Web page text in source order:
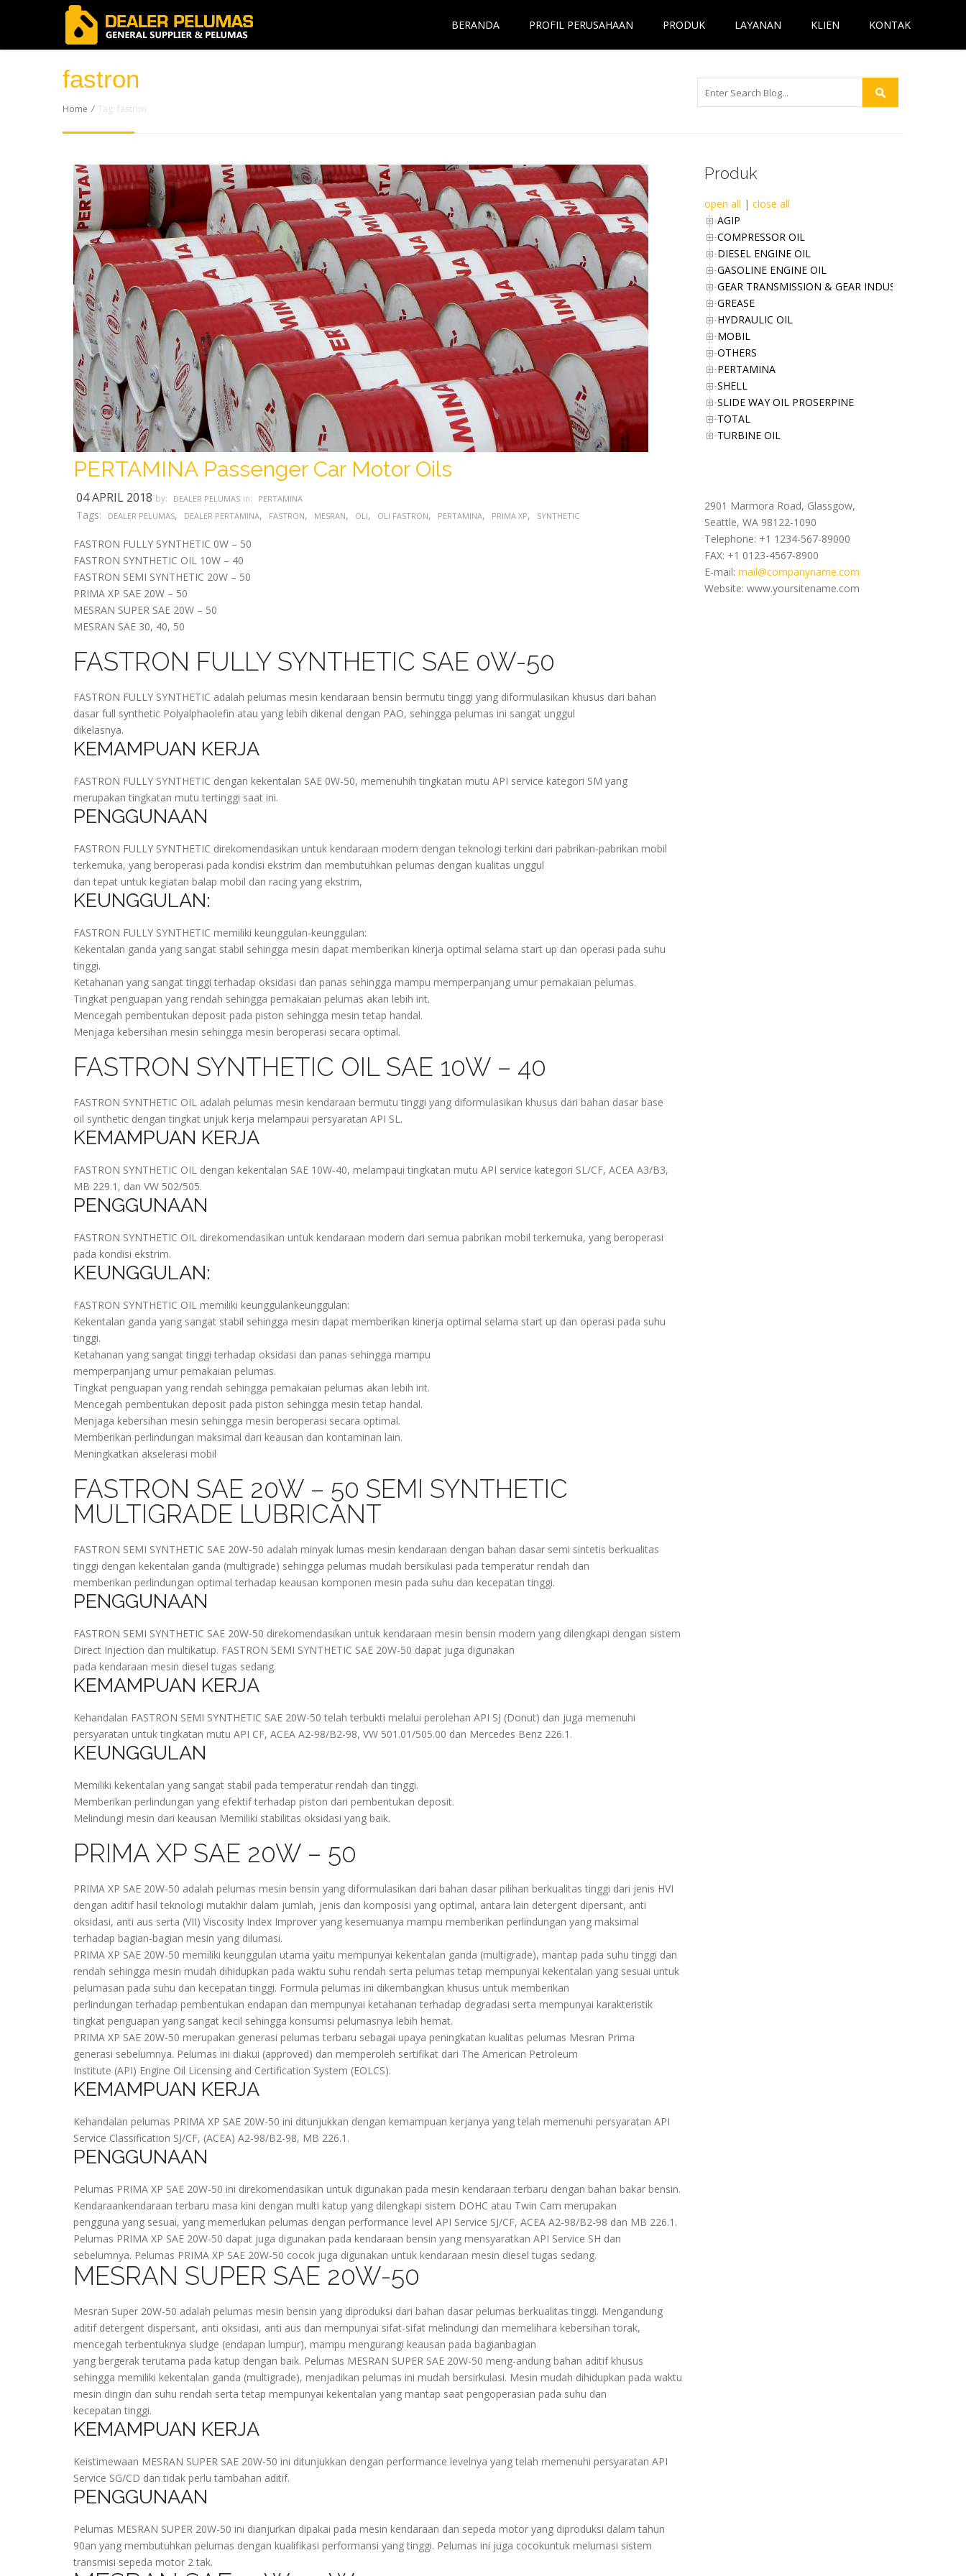
BERANDA PROFIL PERUSAHAAN PRODUK LAYANAN KLIEN KONTAK
fastron
Home / Tag: fastron
PERTAMINA Passenger Car Motor Oils
04 APRIL 2018 by: DEALER PELUMAS in: PERTAMINA
Tags: DEALER PELUMAS, DEALER PERTAMINA, FASTRON, MESRAN, OLI, OLI FASTRON, PERTAMINA, PRIMA XP, SYNTHETIC
FASTRON FULLY SYNTHETIC 0W – 50
FASTRON SYNTHETIC OIL 10W – 40
FASTRON SEMI SYNTHETIC 20W – 50
PRIMA XP SAE 20W – 50
MESRAN SUPER SAE 20W – 50
MESRAN SAE 30, 40, 50
FASTRON FULLY SYNTHETIC SAE 0W-50
FASTRON FULLY SYNTHETIC adalah pelumas mesin kendaraan bensin bermutu tinggi yang diformulasikan khusus dari bahan
dasar full synthetic Polyalphaolefin atau yang lebih dikenal dengan PAO, sehingga pelumas ini sangat unggul
dikelasnya.
KEMAMPUAN KERJA
FASTRON FULLY SYNTHETIC dengan kekentalan SAE 0W-50, memenuhih tingkatan mutu API service kategori SM yang
merupakan tingkatan mutu tertinggi saat ini.
PENGGUNAAN
FASTRON FULLY SYNTHETIC direkomendasikan untuk kendaraan modern dengan teknologi terkini dari pabrikan-pabrikan mobil
terkemuka, yang beroperasi pada kondisi ekstrim dan membutuhkan pelumas dengan kualitas unggul
dan tepat untuk kegiatan balap mobil dan racing yang ekstrim,
KEUNGGULAN:
FASTRON FULLY SYNTHETIC memiliki keunggulan-keunggulan:
Kekentalan ganda yang sangat stabil sehingga mesin dapat memberikan kinerja optimal selama start up dan operasi pada suhu
tinggi.
Ketahanan yang sangat tinggi terhadap oksidasi dan panas sehingga mampu memperpanjang umur pemakaian pelumas.
Tingkat penguapan yang rendah sehingga pemakaian pelumas akan lebih irit.
Mencegah pembentukan deposit pada piston sehingga mesin tetap handal.
Menjaga kebersihan mesin sehingga mesin beroperasi secara optimal.
FASTRON SYNTHETIC OIL SAE 10W – 40
FASTRON SYNTHETIC OIL adalah pelumas mesin kendaraan bermutu tinggi yang diformulasikan khusus dari bahan dasar base
oil synthetic dengan tingkat unjuk kerja melampaui persyaratan API SL.
KEMAMPUAN KERJA
FASTRON SYNTHETIC OIL dengan kekentalan SAE 10W-40, melampaui tingkatan mutu API service kategori SL/CF, ACEA A3/B3,
MB 229.1, dan VW 502/505.
PENGGUNAAN
FASTRON SYNTHETIC OIL direkomendasikan untuk kendaraan modern dari semua pabrikan mobil terkemuka, yang beroperasi
pada kondisi ekstrim.
KEUNGGULAN:
FASTRON SYNTHETIC OIL memiliki keunggulankeunggulan:
Kekentalan ganda yang sangat stabil sehingga mesin dapat memberikan kinerja optimal selama start up dan operasi pada suhu
tinggi.
Ketahanan yang sangat tinggi terhadap oksidasi dan panas sehingga mampu
memperpanjang umur pemakaian pelumas.
Tingkat penguapan yang rendah sehingga pemakaian pelumas akan lebih irit.
Mencegah pembentukan deposit pada piston sehingga mesin tetap handal.
Menjaga kebersihan mesin sehingga mesin beroperasi secara optimal.
Memberikan perlindungan maksimal dari keausan dan kontaminan lain.
Meningkatkan akselerasi mobil
FASTRON SAE 20W – 50 SEMI SYNTHETIC
MULTIGRADE LUBRICANT
FASTRON SEMI SYNTHETIC SAE 20W-50 adalah minyak lumas mesin kendaraan dengan bahan dasar semi sintetis berkualitas
tinggi dengan kekentalan ganda (multigrade) sehingga pelumas mudah bersikulasi pada temperatur rendah dan
memberikan perlindungan optimal terhadap keausan komponen mesin pada suhu dan kecepatan tinggi.
PENGGUNAAN
FASTRON SEMI SYNTHETIC SAE 20W-50 direkomendasikan untuk kendaraan mesin bensin modern yang dilengkapi dengan sistem
Direct Injection dan multikatup. FASTRON SEMI SYNTHETIC SAE 20W-50 dapat juga digunakan
pada kendaraan mesin diesel tugas sedang.
KEMAMPUAN KERJA
Kehandalan FASTRON SEMI SYNTHETIC SAE 20W-50 telah terbukti melalui perolehan API SJ (Donut) dan juga memenuhi
persyaratan untuk tingkatan mutu API CF, ACEA A2-98/B2-98, VW 501.01/505.00 dan Mercedes Benz 226.1.
KEUNGGULAN
Memiliki kekentalan yang sangat stabil pada temperatur rendah dan tinggi.
Memberikan perlindungan yang efektif terhadap piston dari pembentukan deposit.
Melindungi mesin dari keausan Memiliki stabilitas oksidasi yang baik.
PRIMA XP SAE 20W – 50
PRIMA XP SAE 20W-50 adalah pelumas mesin bensin yang diformulasikan dari bahan dasar pilihan berkualitas tinggi dari jenis HVI
dengan aditif hasil teknologi mutakhir dalam jumlah, jenis dan komposisi yang optimal, antara lain detergent dipersant, anti
oksidasi, anti aus serta (VII) Viscosity Index Improver yang kesemuanya mampu memberikan perlindungan yang maksimal
terhadap bagian-bagian mesin yang dilumasi.
PRIMA XP SAE 20W-50 memiliki keunggulan utama yaitu mempunyai kekentalan ganda (multigrade), mantap pada suhu tinggi dan
rendah sehingga mesin mudah dihidupkan pada waktu suhu rendah serta pelumas tetap mempunyai kekentalan yang sesuai untuk
pelumasan pada suhu dan kecepatan tinggi. Formula pelumas ini dikembangkan khusus untuk memberikan
perlindungan terhadap pembentukan endapan dan mempunyai ketahanan terhadap degradasi serta mempunyai karakteristik
tingkat penguapan yang sangat kecil sehingga konsumsi pelumasnya lebih hemat.
PRIMA XP SAE 20W-50 merupakan generasi pelumas terbaru sebagai upaya peningkatan kualitas pelumas Mesran Prima
generasi sebelumnya. Pelumas ini diakui (approved) dan memperoleh sertifikat dari The American Petroleum
Institute (API) Engine Oil Licensing and Certification System (EOLCS).
KEMAMPUAN KERJA
Kehandalan pelumas PRIMA XP SAE 20W-50 ini ditunjukkan dengan kemampuan kerjanya yang telah memenuhi persyaratan API
Service Classification SJ/CF, (ACEA) A2-98/B2-98, MB 226.1.
PENGGUNAAN
Pelumas PRIMA XP SAE 20W-50 ini direkomendasikan untuk digunakan pada mesin kendaraan terbaru dengan bahan bakar bensin.
Kendaraankendaraan terbaru masa kini dengan multi katup yang dilengkapi sistem DOHC atau Twin Cam merupakan
pengguna yang sesuai, yang memerlukan pelumas dengan performance level API Service SJ/CF, ACEA A2-98/B2-98 dan MB 226.1.
Pelumas PRIMA XP SAE 20W-50 dapat juga digunakan pada kendaraan bensin yang mensyaratkan API Service SH dan
sebelumnya. Pelumas PRIMA XP SAE 20W-50 cocok juga digunakan untuk kendaraan mesin diesel tugas sedang.
MESRAN SUPER SAE 20W-50
Mesran Super 20W-50 adalah pelumas mesin bensin yang diproduksi dari bahan dasar pelumas berkualitas tinggi. Mengandung
aditif detergent dispersant, anti oksidasi, anti aus dan mempunyai sifat-sifat melindungi dan memelihara kebersihan torak,
mencegah terbentuknya sludge (endapan lumpur), mampu mengurangi keausan pada bagianbagian
yang bergerak terutama pada katup dengan baik. Pelumas MESRAN SUPER SAE 20W-50 meng-andung bahan aditif khusus
sehingga memiliki kekentalan ganda (multigrade), menjadikan pelumas ini mudah bersirkulasi. Mesin mudah dihidupkan pada waktu
mesin dingin dan suhu rendah serta tetap mempunyai kekentalan yang mantap saat pengoperasian pada suhu dan
kecepatan tinggi.
KEMAMPUAN KERJA
Keistimewaan MESRAN SUPER SAE 20W-50 ini ditunjukkan dengan performance levelnya yang telah memenuhi persyaratan API
Service SG/CD dan tidak perlu tambahan aditif.
PENGGUNAAN
Pelumas MESRAN SUPER 20W-50 ini dianjurkan dipakai pada mesin kendaraan dan sepeda motor yang diproduksi dalam tahun
90an yang membutuhkan pelumas dengan kualifikasi performansi yang tinggi. Pelumas ini juga cocokuntuk melumasi sistem
transmisi sepeda motor 2 tak.
Produk
open all | close all
AGIP
COMPRESSOR OIL
DIESEL ENGINE OIL
GASOLINE ENGINE OIL
GEAR TRANSMISSION & GEAR INDUSTRIES OIL
GREASE
HYDRAULIC OIL
MOBIL
OTHERS
PERTAMINA
SHELL
SLIDE WAY OIL PROSERPINE
TOTAL
TURBINE OIL
2901 Marmora Road, Glassgow,
Seattle, WA 98122-1090
Telephone: +1 1234-567-89000
FAX: +1 0123-4567-8900
E-mail: mail@companyname.com
Website: www.yoursitename.com